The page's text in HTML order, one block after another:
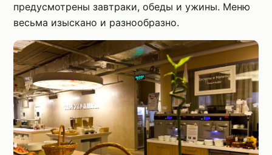
предусмотрены завтраки, обеды и ужины. Меню
весьма изыскано и разнообразно.